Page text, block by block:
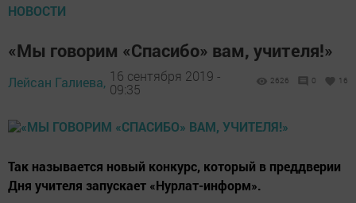
НОВОСТИ
«Мы говорим «Спасибо» вам, учителя!»
Лейсан Галиева, 16 сентября 2019 -
09:35
2626 0 16
Так называется новый конкурс, который в преддверии
Дня учителя запускает «Нурлат-информ».